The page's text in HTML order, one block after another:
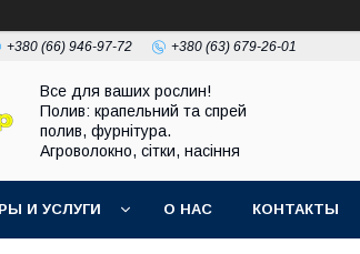
+380 (66) 946-97-72 +380 (63) 679-26-01
Все для ваших рослин!
Полив: крапельний та спрей
полив, фурнітура.
Агроволокно, сітки, насіння
И УСЛУГИ О НАС КОНТАКТЫ